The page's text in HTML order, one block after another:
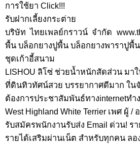
การใช้ยา Click!!!
รับฝากเลี้ยงกระต่าย
บริษัท ไทยเพลย์กราวน์ จำกัด
พื้น บล็อกยางปูพื้น บล็อกยางพาราปูพื้
ชุดเก้าอี้สนาม
LISHOU ลิโซ่ ช่วยน้ำหนักสัดส่วน มา
ที่ดินทิวทัศน์สวย บรรยากาศดีมาก ใน
ต้องการประชาสัมพันธ์ทางinternetท
West Highland White Terrier เพศ ผู้ /
รับสมัครพนักงานรับส่ง Email ด่วน!
รายได้เสริมผ่านเน็ต สำหรับทุกคน ลอ